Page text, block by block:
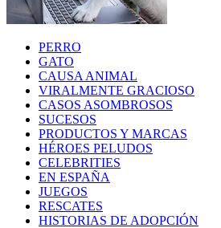
PERRO
GATO
CAUSA ANIMAL
VIRALMENTE GRACIOSO
CASOS ASOMBROSOS
SUCESOS
PRODUCTOS Y MARCAS
HÉROES PELUDOS
CELEBRITIES
EN ESPAÑA
JUEGOS
RESCATES
HISTORIAS DE ADOPCIÓN